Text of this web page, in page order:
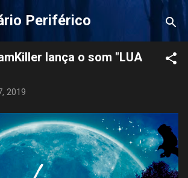
para o conteúdo principal
Periférico
lança o som "LUA
2019